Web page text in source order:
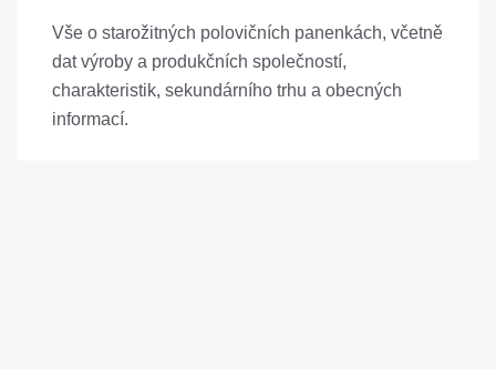
Vše o starožitných polovičních panenkách, včetně
dat výroby a produkčních společností,
charakteristik, sekundárního trhu a obecných
informací.